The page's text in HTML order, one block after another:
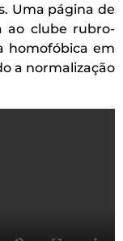
Uma página de
ao clube rubro-
homofóbica em
a normalização